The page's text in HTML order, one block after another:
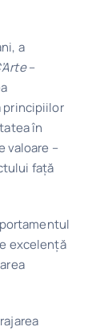
a
–
principiilor
în
valoare –
față
excelență